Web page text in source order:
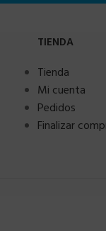
TIENDA
Tienda
Mi cuenta
Pedidos
Finalizar